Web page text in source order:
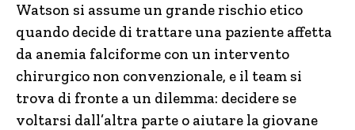
Watson si assume un grande rischio etico
quando decide di trattare una paziente affetta
da anemia falciforme con un intervento
chirurgico non convenzionale, e il team si
trova di fronte a un dilemma: decidere se
voltarsi dall’altra parte o aiutare la giovane